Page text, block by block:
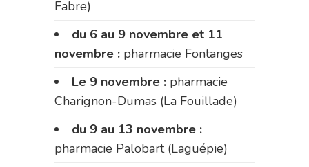
Fabre)
du 6 au 9 novembre et 11
novembre : pharmacie Fontanges
Le 9 novembre : pharmacie
Charignon-Dumas (La Fouillade)
du 9 au 13 novembre :
pharmacie Palobart (Laguépie)